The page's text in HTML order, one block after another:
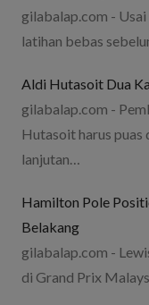
gilabalap.com -
latihan bebas
Aldi Hutasoit Dua
gilabalap.com -
Hutasoit harus puas
lanjutan…
Hamilton Pole
Belakang
gilabalap.com -
di Grand Prix